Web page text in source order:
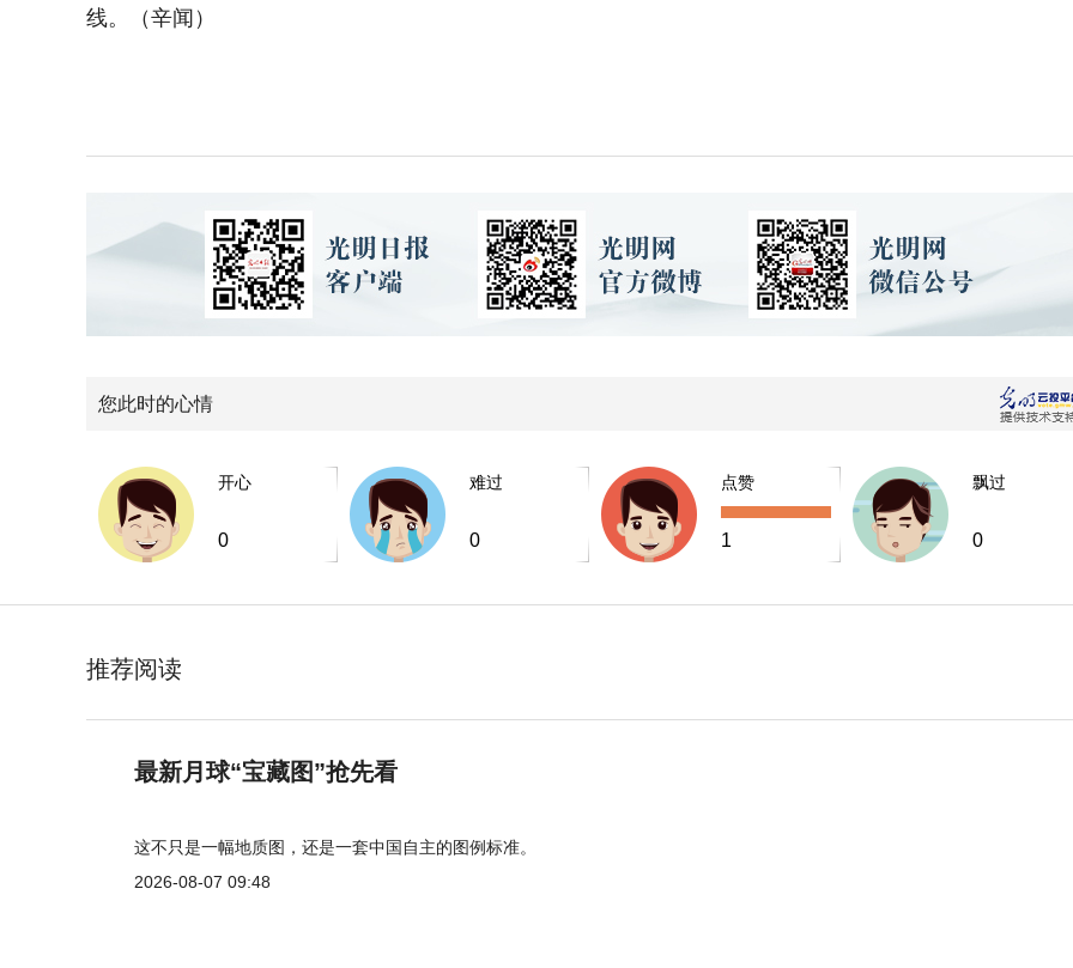
线。（辛闻）
您此时的心情
开心
0
难过
0
点赞
1
飘过
0
推荐阅读
最新月球“宝藏图”抢先看
这不只是一幅地质图，还是一套中国自主的图例标准。
2026-08-07 09:48